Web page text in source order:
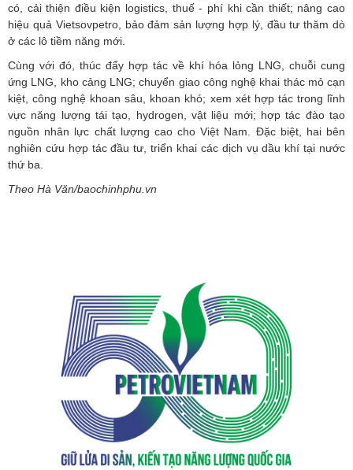
có, cải thiện điều kiện logistics, thuế - phí khi cần thiết; nâng cao
hiệu quả Vietsovpetro, bảo đảm sản lượng hợp lý, đầu tư thăm dò
ở các lô tiềm năng mới.
Cùng với đó, thúc đẩy hợp tác về khí hóa lỏng LNG, chuỗi cung
ứng LNG, kho cảng LNG; chuyển giao công nghệ khai thác mỏ cạn
kiệt, công nghệ khoan sâu, khoan khó; xem xét hợp tác trong lĩnh
vực năng lượng tái tạo, hydrogen, vật liệu mới; hợp tác đào tạo
nguồn nhân lực chất lượng cao cho Việt Nam. Đặc biệt, hai bên
nghiên cứu hợp tác đầu tư, triển khai các dịch vụ dầu khí tại nước
thứ ba.
Theo Hà Văn/baochinhphu.vn